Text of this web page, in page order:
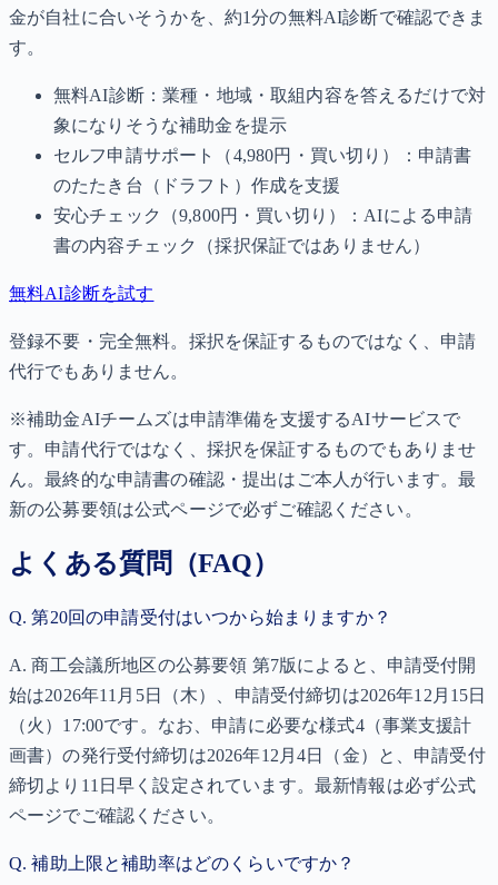
金が自社に合いそうかを、約1分の無料AI診断で確認できま
す。
無料AI診断：業種・地域・取組内容を答えるだけで対
象になりそうな補助金を提示
セルフ申請サポート（4,980円・買い切り）：申請書
のたたき台（ドラフト）作成を支援
安心チェック（9,800円・買い切り）：AIによる申請
書の内容チェック（採択保証ではありません）
無料AI診断を試す
登録不要・完全無料。採択を保証するものではなく、申請
代行でもありません。
※補助金AIチームズは申請準備を支援するAIサービスで
す。申請代行ではなく、採択を保証するものでもありませ
ん。最終的な申請書の確認・提出はご本人が行います。最
新の公募要領は公式ページで必ずご確認ください。
よくある質問（FAQ）
Q.第20回の申請受付はいつから始まりますか？
A.商工会議所地区の公募要領 第7版によると、申請受付開
始は2026年11月5日（木）、申請受付締切は2026年12月15日
（火）17:00です。なお、申請に必要な様式4（事業支援計
画書）の発行受付締切は2026年12月4日（金）と、申請受付
締切より11日早く設定されています。最新情報は必ず公式
ページでご確認ください。
Q.補助上限と補助率はどのくらいですか？